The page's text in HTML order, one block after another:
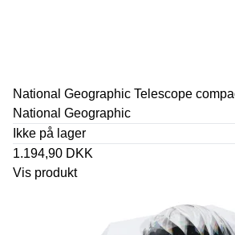
National Geographic Telescope
National Geographic
Ikke på lager
1.194,90 DKK
Vis produkt